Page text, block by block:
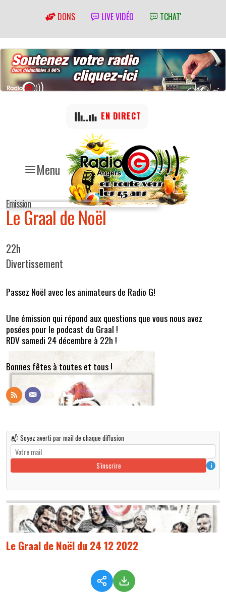
DONS LIVE VIDÉO TCHAT'
Menu
EN DIRECT
Emission
Le Graal de Noël
22h
Divertissement
Passez Noël avec les animateurs de Radio G!
Une émission qui répond aux questions que vous nous avez
posées pour le podcast du Graal !
RDV samedi 24 décembre à 22h !
Bonnes fêtes à toutes et tous !
📬 Soyez averti par mail de chaque diffusion
S'inscrire i
Le Graal de Noël du 24 12 2022